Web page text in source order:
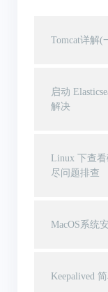
Tomcat详解(
启动
解决
Linux 下查
尽问题排查
MacOS系统
Keepalived